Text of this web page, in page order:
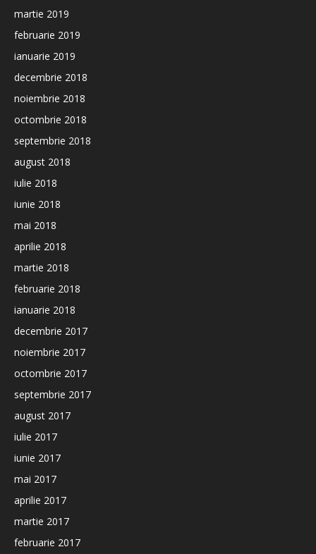
martie 2019
februarie 2019
ianuarie 2019
decembrie 2018
noiembrie 2018
octombrie 2018
septembrie 2018
august 2018
iulie 2018
iunie 2018
mai 2018
aprilie 2018
martie 2018
februarie 2018
ianuarie 2018
decembrie 2017
noiembrie 2017
octombrie 2017
septembrie 2017
august 2017
iulie 2017
iunie 2017
mai 2017
aprilie 2017
martie 2017
februarie 2017